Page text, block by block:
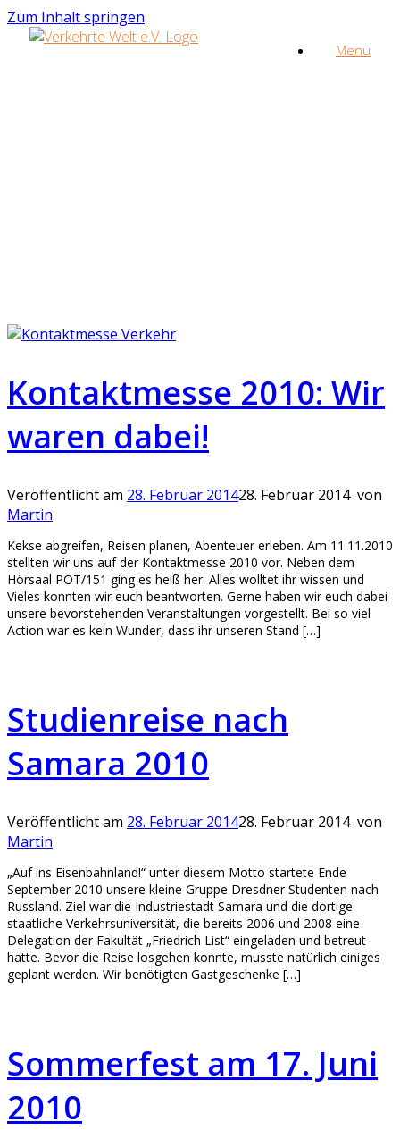
Zum Inhalt springen
Menü
Kontaktmesse 2010: Wir
waren dabei!
Veröffentlicht am 28. Februar 201428. Februar 2014 von
Martin
Kekse abgreifen, Reisen planen, Abenteuer erleben. Am 11.11.2010
stellten wir uns auf der Kontaktmesse 2010 vor. Neben dem
Hörsaal POT/151 ging es heiß her. Alles wolltet ihr wissen und
Vieles konnten wir euch beantworten. Gerne haben wir euch dabei
unsere bevorstehenden Veranstaltungen vorgestellt. Bei so viel
Action war es kein Wunder, dass ihr unseren Stand […]
Studienreise nach
Samara 2010
Veröffentlicht am 28. Februar 201428. Februar 2014 von
Martin
„Auf ins Eisenbahnland!“ unter diesem Motto startete Ende
September 2010 unsere kleine Gruppe Dresdner Studenten nach
Russland. Ziel war die Industriestadt Samara und die dortige
staatliche Verkehrsuniversität, die bereits 2006 und 2008 eine
Delegation der Fakultät „Friedrich List“ eingeladen und betreut
hatte. Bevor die Reise losgehen konnte, musste natürlich einiges
geplant werden. Wir benötigten Gastgeschenke […]
Sommerfest am 17. Juni
2010